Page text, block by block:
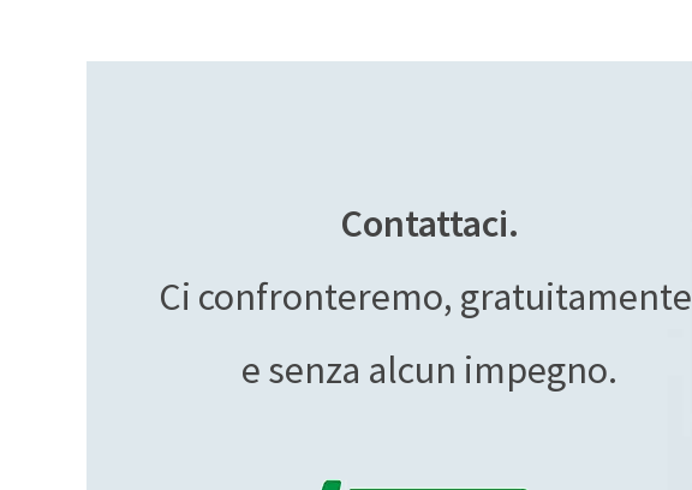
Contattaci.
Ci confronteremo, gratuitamente
e senza alcun impegno.